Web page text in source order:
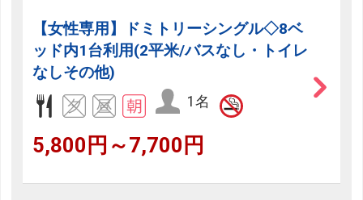
【女性専用】ドミトリーシングル◇8ベ
ッド内1台利用(2平米/バスなし・トイレ
なしその他)
1名
5,800円～7,700円